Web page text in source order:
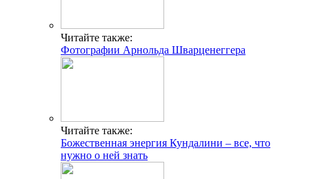
Читайте также:
Фотографии Арнольда Шварценеггера
Читайте также:
Божественная энергия Кундалини – все, что
нужно о ней знать